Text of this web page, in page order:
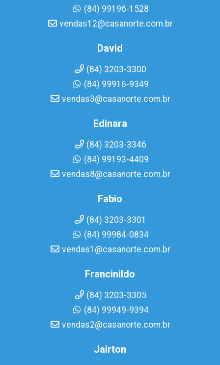
(84) 99196-1528
vendas12@casanorte.com.br
David
(84) 3203-3300
(84) 99916-9349
vendas3@casanorte.com.br
Edinara
(84) 3203-3346
(84) 99193-4409
vendas8@casanorte.com.br
Fabio
(84) 3203-3301
(84) 99984-0834
vendas1@casanorte.com.br
Francinildo
(84) 3203-3305
(84) 99949-9394
vendas2@casanorte.com.br
Jairton